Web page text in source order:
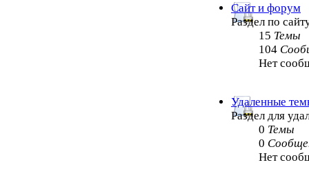
Сайт и форум
Раздел по
15 Темы
104
Нет
Удаленные
Раздел для
0 Темы
0
Нет